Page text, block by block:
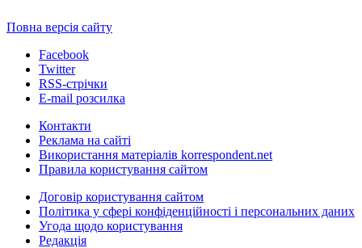
Повна версія сайту
Facebook
Twitter
RSS-стрічки
E-mail розсилка
Контакти
Реклама на сайті
Використання матеріалів korrespondent.net
Правила користування сайтом
Договір користування сайтом
Політика у сфері конфіденційності і персональних даних
Угода щодо користування
Редакція